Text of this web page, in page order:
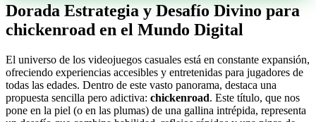
Dorada Estrategia y Desafío Divino para
chickenroad en el Mundo Digital
El universo de los videojuegos casuales está en constante expansión,
ofreciendo experiencias accesibles y entretenidas para jugadores de
todas las edades. Dentro de este vasto panorama, destaca una
propuesta sencilla pero adictiva: chickenroad. Este título, que nos
pone en la piel (o en las plumas) de una gallina intrépida, representa